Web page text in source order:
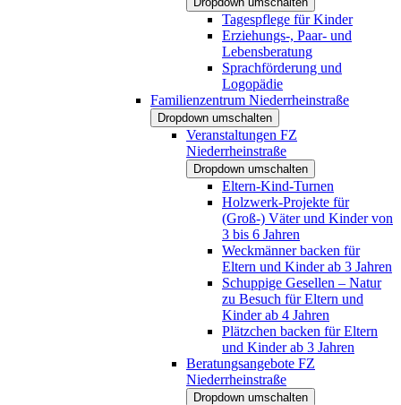
Tagespflege für Kinder
Erziehungs-, Paar- und
Lebensberatung
Sprachförderung und
Logopädie
Familienzentrum Niederrheinstraße
Dropdown umschalten
Veranstaltungen FZ
Niederrheinstraße
Dropdown umschalten
Eltern-Kind-Turnen
Holzwerk-Projekte für
(Groß-) Väter und Kinder von
3 bis 6 Jahren
Weckmänner backen für
Eltern und Kinder ab 3 Jahren
Schuppige Gesellen – Natur
zu Besuch für Eltern und
Kinder ab 4 Jahren
Plätzchen backen für Eltern
und Kinder ab 3 Jahren
Beratungsangebote FZ
Niederrheinstraße
Dropdown umschalten